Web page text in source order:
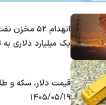
انهدام ۵۲
یک میلیارد دلاری
قیمت دلار، سکه و
۱۴۰۵/۰۵/۱۹